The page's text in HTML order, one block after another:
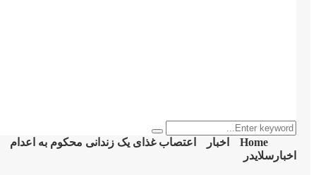
Search
for:
Search
Home اخبار
اعتصاب غذای یک زندانی محکوم بە اعدام
اخبار سلایدر